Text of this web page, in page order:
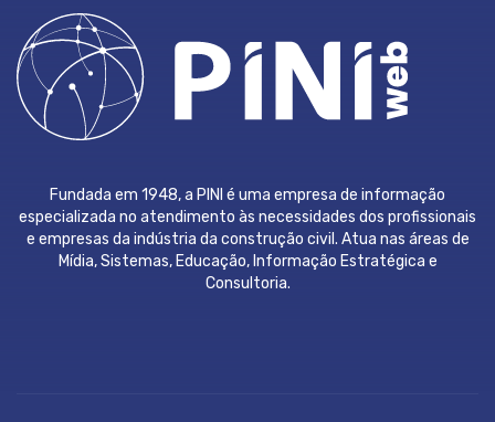
Fundada em 1948, a PINI é uma empresa de informação
especializada no atendimento às necessidades dos profissionais
e empresas da indústria da construção civil. Atua nas áreas de
Mídia, Sistemas, Educação, Informação Estratégica e
Consultoria.